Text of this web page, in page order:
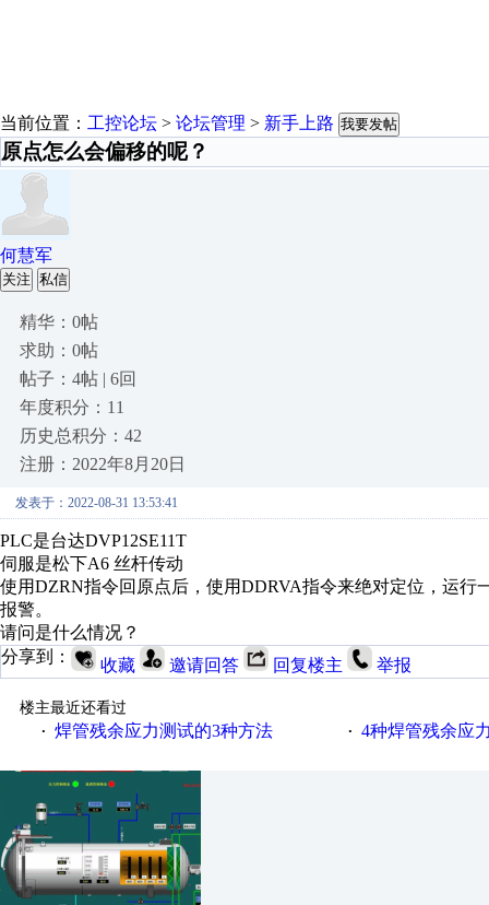
当前位置： 工控论坛 > 论坛管理 > 新手上路 我要发帖
原点怎么会偏移的呢？
何慧军
关注 私信
精华：0帖
求助：0帖
帖子：4帖 | 6回
年度积分：11
历史总积分：42
注册：2022年8月20日
发表于：2022-08-31 13:53:41
PLC是台达DVP12SE11T
伺服是松下A6 丝杆传动
使用DZRN指令回原点后，使用DDRVA指令来绝对定位，运
报警。
请问是什么情况？
分享到：
收藏 邀请回答 回复楼主 举报
楼主最近还看过
· 焊管残余应力测试的3种方法 · 4种焊管残余应